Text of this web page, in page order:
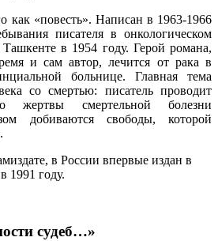
как «повесть». Написан в 1963-1966
писателя в онкологическом
в 1954 году. Герой романа,
и сам автор, лечится от рака в
больнице. Главная тема
со смертью: писатель проводит
смертельной болезни
добиваются свободы, которой
в России впервые издан в
1991 году.
судеб…»